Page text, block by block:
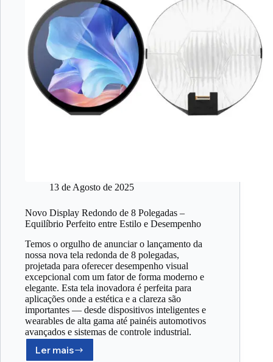
13 de Agosto de 2025
Novo Display Redondo de 8 Polegadas –
Equilíbrio Perfeito entre Estilo e Desempenho
Temos o orgulho de anunciar o lançamento da
nossa nova tela redonda de 8 polegadas,
projetada para oferecer desempenho visual
excepcional com um fator de forma moderno e
elegante. Esta tela inovadora é perfeita para
aplicações onde a estética e a clareza são
importantes — desde dispositivos inteligentes e
wearables de alta gama até painéis automotivos
avançados e sistemas de controle industrial.
Ler mais